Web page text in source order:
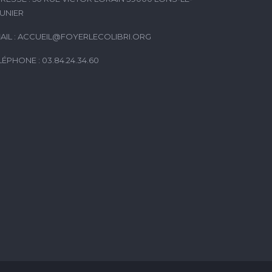
: ACCUEIL@FOYERLECOLIBRI.ORG
: 03.84.24.34.60